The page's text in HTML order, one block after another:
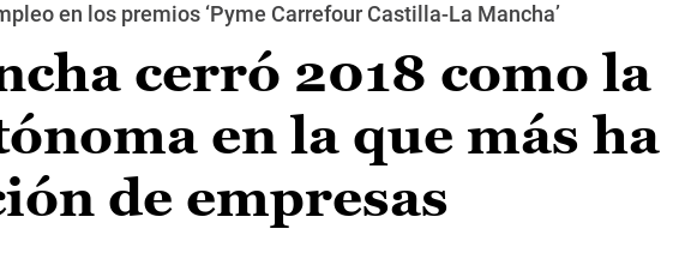
en los premios ‘Pyme Carrefour Castilla-La Mancha’
cerró 2018 como la
en la que más ha
de empresas